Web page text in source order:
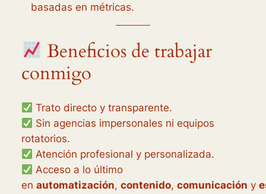
basadas en métricas.
Beneficios de trabajar
conmigo
Trato directo y transparente.
Sin agencias impersonales ni equipos
rotatorios.
Atención profesional y personalizada.
Acceso a lo último
en automatización, contenido, comunicación y